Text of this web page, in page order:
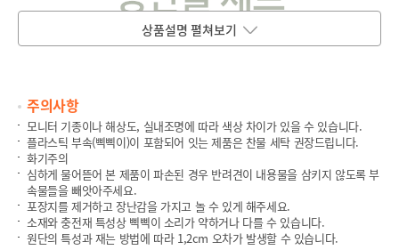
상품설명 펼쳐보기
주의사항
모니터 기종이나 해상도, 실내조명에 따라 색상 차이가 있을 수 있습니다.
플라스틱 부속(삑삑이)이 포함되어 잇는 제품은 찬물 세탁 권장드립니다.
화기주의
심하게 물어뜯어 본 제품이 파손된 경우 반려견이 내용물을 삼키지 않도록 부
속물들을 빼앗아주세요.
포장지를 제거하고 장난감을 가지고 놀 수 있게 해주세요.
소재와 충전재 특성상 삑삑이 소리가 약하거나 다를 수 있습니다.
원단의 특성과 재는 방법에 따라 1,2cm 오차가 발생할 수 있습니다.